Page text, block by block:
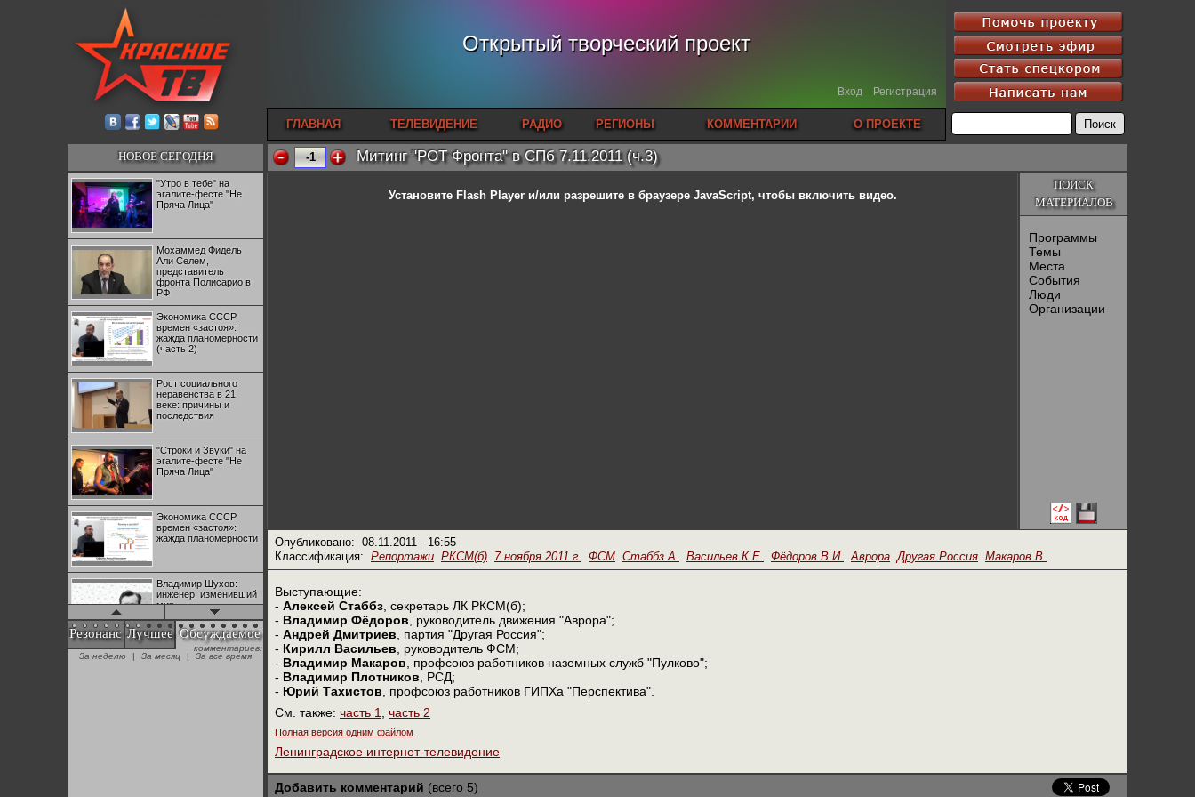
Открытый творческий проект
Вход Регистрация
ГЛАВНАЯ ТЕЛЕВИДЕНИЕ РАДИО РЕГИОНЫ КОММЕНТАРИИ О ПРОЕКТЕ
НОВОЕ СЕГОДНЯ
"Утро в тебе" на
эгалите-фесте "Не
Пряча Лица"
Мохаммед Фидель
Али Селем,
представитель
фронта Полисарио в
РФ
Экономика СССР
времен «застоя»:
жажда планомерности
(часть 2)
Рост социального
неравенства в 21
веке: причины и
последствия
"Строки и Звуки" на
эгалите-фесте "Не
Пряча Лица"
Экономика СССР
времен «застоя»:
жажда планомерности
Владимир Шухов:
инженер, изменивший
мир
"Аркадий Коц" на
эгалите-фесте "Не
Резонанс Лучшее Обсуждаемое
комментариев:
За неделю
| За месяц | За все время
-1 Митинг "РОТ Фронта" в СПб 7.11.2011 (ч.3)
ПОИСК
МАТЕРИАЛОВ
Программы
Темы
Места
События
Люди
Организации
Установите Flash Playerи/или разрешите в браузере JavaScript, чтобы включить видео.
Опубликовано: 08.11.2011 - 16:55
Классификация: Репортажи РКСМ(б) 7 ноября 2011 г. ФСМ Стаббз А. Васильев К.Е. Фёдоров В.И. Аврора Другая Россия Макаров В.
Выступающие:
- Алексей Стаббз , секретарь ЛК РКСМ(б);
- Владимир Фёдоров , руководитель движения "Аврора";
- Андрей Дмитриев , партия "Другая Россия";
- Кирилл Васильев , руководитель ФСМ;
- Владимир Макаров , профсоюз работников наземных служб "Пулково";
- Владимир Плотников , РСД;
- Юрий Тахистов , профсоюз работников ГИПХа "Перспектива".
См. также: часть 1 часть 2
Полная версия одним файлом
Ленинградское интернет-телевидение
Добавить комментарий (всего 5)